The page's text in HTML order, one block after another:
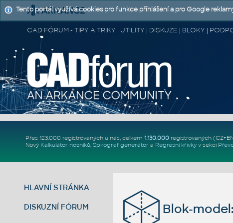
CAD FÓRUM - TIPY A TRIKY | UTILITY | DISKUZE | BLOKY |
Přes 123.000 registrovaných u nás, celkem 1.130.000registrovaných
Nový Kalkulátor nosníků, Spirograf generátor a Regresní křivkyv sekci
HLAVNÍ STRÁNKA
DISKUZNÍ FÓRUM Blok-
Tento portál využívá cookies pro funkce přihlášení a pro Google